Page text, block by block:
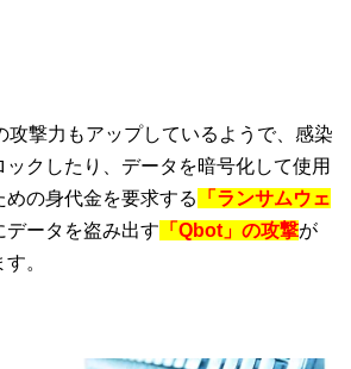
攻撃力もアップしているようで、感染
ックしたり、データを暗号化して使用
の身代金を要求する
「ランサムウェ
データを盗み出す 「Qbot」の攻撃が
。